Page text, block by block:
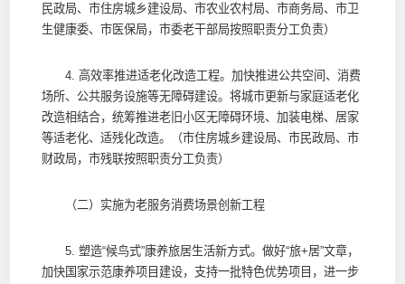
民政局、市住房城乡建设局、市农业农村局、市商务局、市卫
生健康委、市医保局，市委老干部局按照职责分工负责）
4. 高效率推进适老化改造工程。加快推进公共空间、消费
场所、公共服务设施等无障碍建设。将城市更新与家庭适老化
改造相结合，统筹推进老旧小区无障碍环境、加装电梯、居家
等适老化、适残化改造。（市住房城乡建设局、市民政局、市
财政局，市残联按照职责分工负责）
（二）实施为老服务消费场景创新工程
5. 塑造“候鸟式”康养旅居生活新方式。做好“旅+居”文章，
加快国家示范康养项目建设，支持一批特色优势项目，进一步